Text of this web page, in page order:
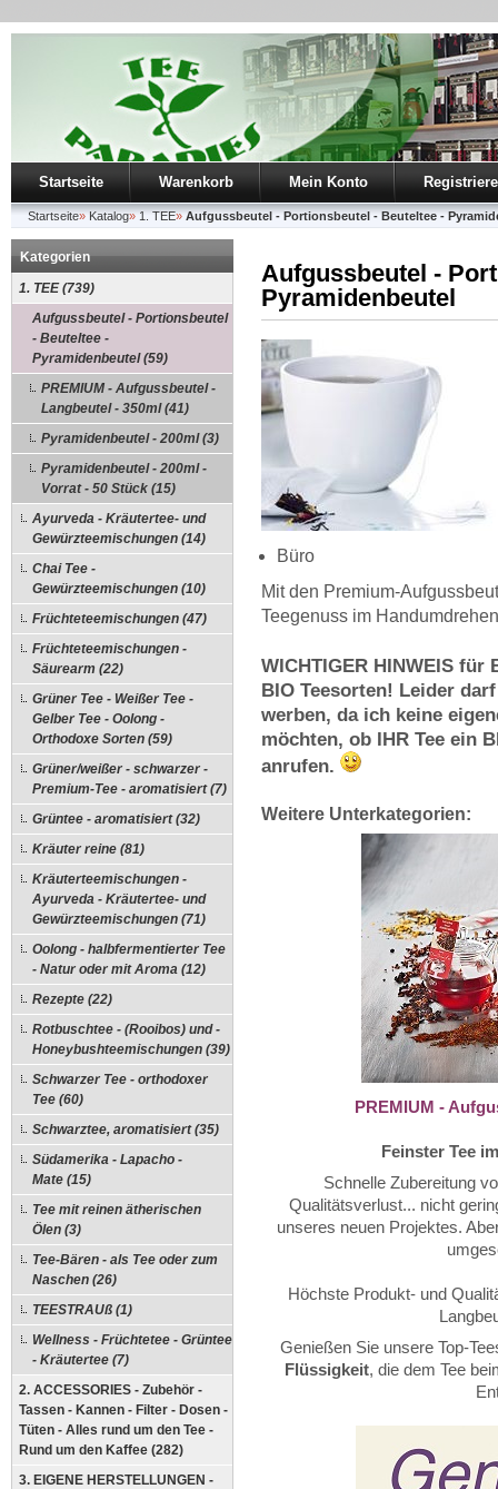
Startseite Warenkorb Mein Konto
Startseite» Katalog» 1. TEE» Aufgussbeutel - Portionsbeutel - Beuteltee -
Kategorien
1. TEE (739)
Aufgussbeutel - Portionsbeutel
- Beuteltee -
Pyramidenbeutel (59)
PREMIUM - Aufgussbeutel -
Langbeutel - 350ml (41)
Pyramidenbeutel - 200ml (3)
Pyramidenbeutel - 200ml -
Vorrat - 50 Stück (15)
Ayurveda - Kräutertee- und
Gewürzteemischungen (14)
Chai Tee -
Gewürzteemischungen (10)
Früchteteemischungen (47)
Früchteteemischungen -
Säurearm (22)
Grüner Tee - Weißer Tee -
Gelber Tee - Oolong -
Orthodoxe Sorten (59)
Grüner/weißer - schwarzer -
Premium-Tee - aromatisiert (7)
Grüntee - aromatisiert (32)
Kräuter reine (81)
Kräuterteemischungen -
Ayurveda - Kräutertee- und
Gewürzteemischungen (71)
Oolong - halbfermentierter Tee
- Natur oder mit Aroma (12)
Rezepte (22)
Rotbuschtee - (Rooibos) und -
Honeybushteemischungen (39)
Schwarzer Tee - orthodoxer
Tee (60)
Schwarztee, aromatisiert (35)
Südamerika - Lapacho -
Mate (15)
Tee mit reinen ätherischen
Ölen (3)
Tee-Bären - als Tee oder zum
Naschen (26)
TEESTRAUß (1)
Wellness - Früchtetee - Grüntee
- Kräutertee (7)
2. ACCESSORIES - Zubehör -
Tassen - Kannen - Filter - Dosen -
Tüten - Alles rund um den Tee -
Rund um den Kaffee (282)
3. EIGENE HERSTELLUNGEN -
Aufgussbeutel -
Pyramidenbeutel
Büro
Mit den Premium-
Teegenuss im
WICHTIGER HINWEIS für
BIO Teesorten! Leider
werben, daich keine
möchten, ob IHR Tee ein
anrufen.
Weitere Unterkategorien:
PREMIUM -
Feinster Tee
Schnelle Zubereitung
Qualitätsverlust... nicht
unseres neuen Projektes.
Höchste Produkt- und
Genießen Sie unsere Top-
Flüssigkeit, die dem Tee